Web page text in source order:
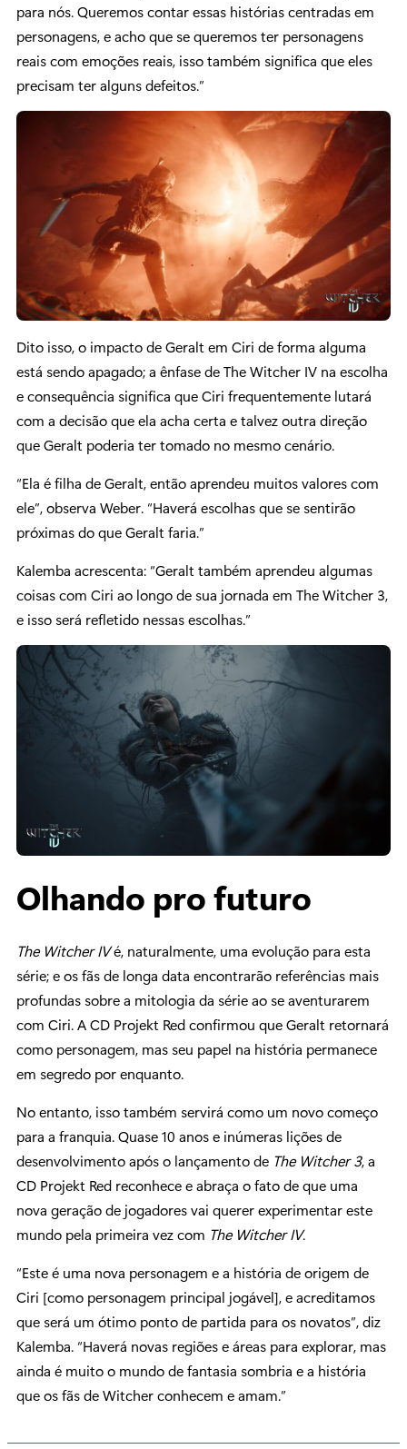
para nós. Queremos contar essas histórias centradas em
personagens, e acho que se queremos ter personagens
reais com emoções reais, isso também significa que eles
precisam ter alguns defeitos.”
Dito isso, o impacto de Geralt em Ciri de forma alguma
está sendo apagado; a ênfase de The Witcher IV na escolha
e consequência significa que Ciri frequentemente lutará
com a decisão que ela acha certa e talvez outra direção
que Geralt poderia ter tomado no mesmo cenário.
“Ela é filha de Geralt, então aprendeu muitos valores com
ele”, observa Weber. “Haverá escolhas que se sentirão
próximas do que Geralt faria.”
Kalemba acrescenta: “Geralt também aprendeu algumas
coisas com Ciri ao longo de sua jornada em The Witcher 3,
e isso será refletido nessas escolhas.”
Olhando pro futuro
The Witcher IVé, naturalmente, uma evolução para esta
série; e os fãs de longa data encontrarão referências mais
profundas sobre a mitologia da série ao se aventurarem
com Ciri. A CD Projekt Red confirmou que Geralt retornará
como personagem, mas seu papel na história permanece
em segredo por enquanto.
No entanto, isso também servirá como um novo começo
para a franquia. Quase 10 anos e inúmeras lições de
desenvolvimento após o lançamento de The Witcher 3, a
CD Projekt Red reconhece e abraça o fato de que uma
nova geração de jogadores vai querer experimentar este
mundo pela primeira vez com The Witcher IV.
“Este é uma nova personagem e a história de origem de
Ciri [como personagem principal jogável], e acreditamos
que será um ótimo ponto de partida para os novatos”, diz
Kalemba. “Haverá novas regiões e áreas para explorar, mas
ainda é muito o mundo de fantasia sombria e a história
que os fãs de Witcher conhecem e amam.”